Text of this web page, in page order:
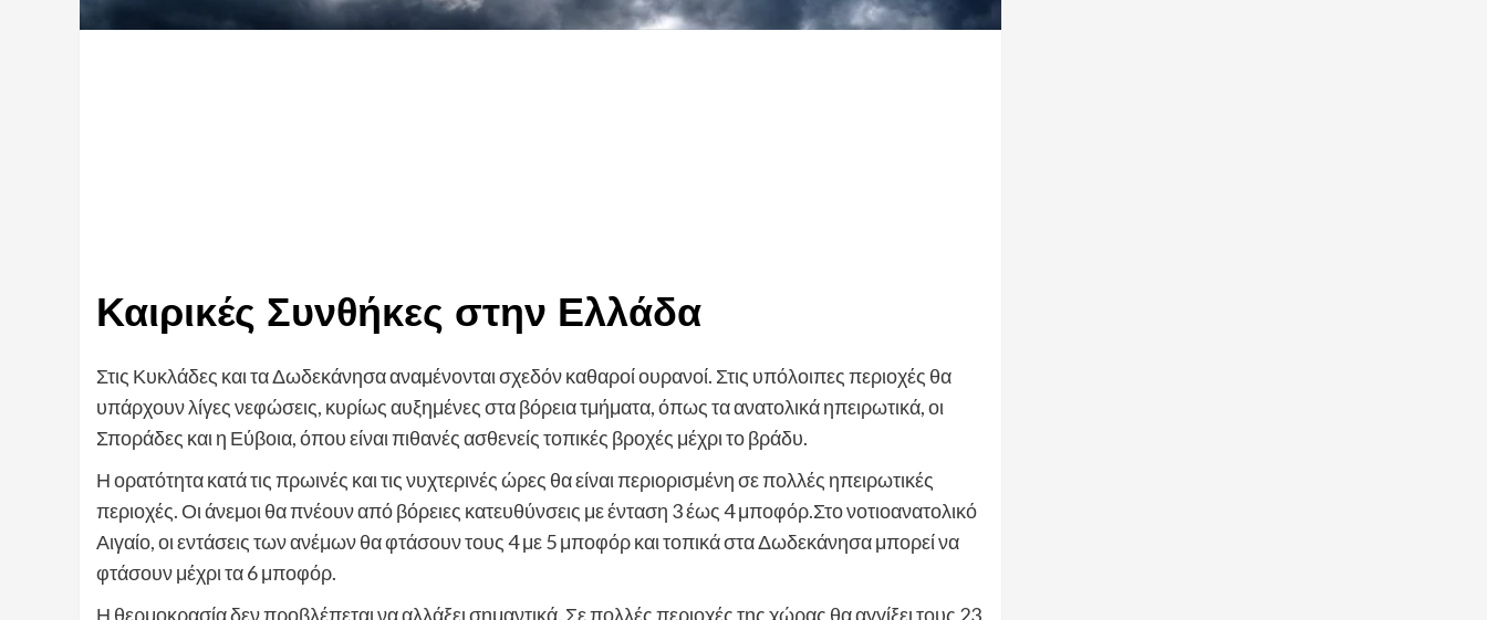
Καιρικές Συνθήκες στην Ελλάδα
Στις Κυκλάδες και τα Δωδεκάνησα αναμένονται σχεδόν καθαροί ουρανοί. Στις υπόλοιπες περιοχές θα
υπάρχουν λίγες νεφώσεις, κυρίως αυξημένες στα βόρεια τμήματα, όπως τα ανατολικά ηπειρωτικά, οι
Σποράδες και η Εύβοια, όπου είναι πιθανές ασθενείς τοπικές βροχές μέχρι το βράδυ.
Η ορατότητα κατά τις πρωινές και τις νυχτερινές ώρες θα είναι περιορισμένη σε πολλές ηπειρωτικές
περιοχές. Οι άνεμοι θα πνέουν από βόρειες κατευθύνσεις με ένταση 3 έως 4 μποφόρ.Στο νοτιοανατολικό
Αιγαίο, οι εντάσεις των ανέμων θα φτάσουν τους 4 με 5 μποφόρ και τοπικά στα Δωδεκάνησα μπορεί να
φτάσουν μέχρι τα 6 μποφόρ.
Η θερμοκρασία δεν προβλέπεται να αλλάξει σημαντικά. Σε πολλές περιοχές της χώρας θα αγγίξει τους 23